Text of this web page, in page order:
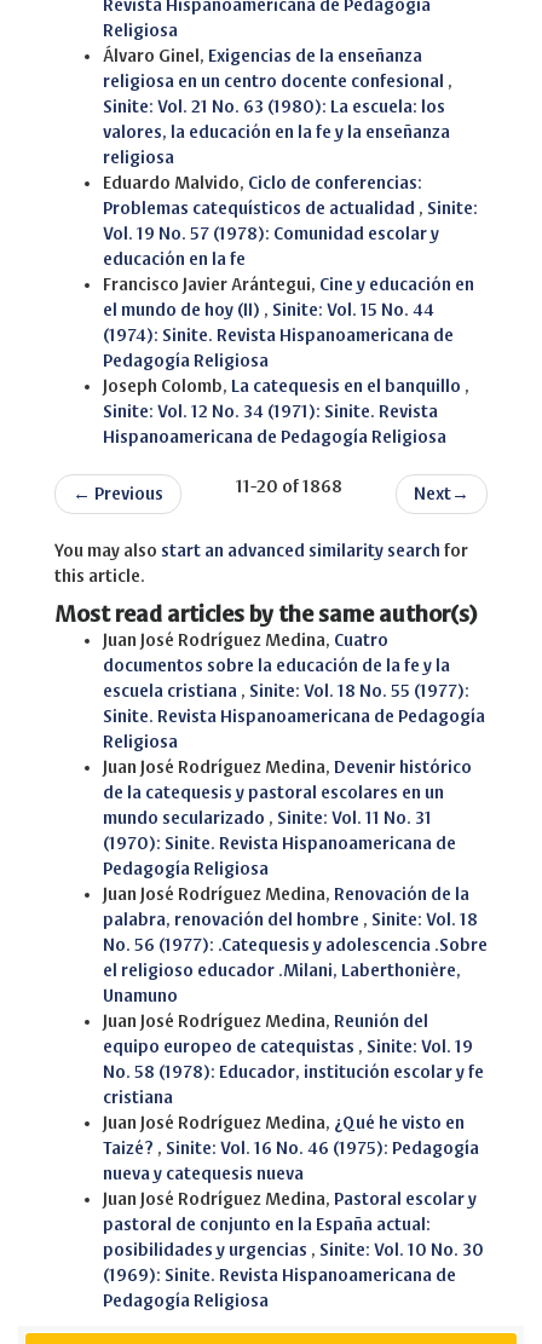
Revista Hispanoamericana de Pedagogía
Religiosa
Álvaro Ginel, Exigencias de la enseñanza
religiosa en un centro docente confesional ,
Sinite: Vol. 21 No. 63 (1980): La escuela: los
valores, la educación en la fe y la enseñanza
religiosa
Eduardo Malvido, Ciclo de conferencias:
Problemas catequísticos de actualidad , Sinite:
Vol. 19 No. 57 (1978): Comunidad escolar y
educación en la fe
Francisco Javier Arántegui, Cine y educación en
el mundo de hoy (II) , Sinite: Vol. 15 No. 44
(1974): Sinite. Revista Hispanoamericana de
Pedagogía Religiosa
Joseph Colomb,
La catequesis en el banquillo ,
Sinite: Vol. 12 No. 34 (1971): Sinite. Revista
Hispanoamericana de Pedagogía Religiosa
← Previous 11-20 of 1868 Next →
You may also start an advanced similarity search for
this article.
Most read articles by the same author(s)
Juan José Rodríguez Medina, Cuatro
documentos sobre la educación de la fe y la
escuela cristiana , Sinite: Vol. 18 No. 55 (1977):
Sinite. Revista Hispanoamericana de Pedagogía
Religiosa
Juan José Rodríguez Medina, Devenir histórico
de la catequesis y pastoral escolares en un
mundo secularizado , Sinite: Vol. 11 No. 31
(1970): Sinite. Revista Hispanoamericana de
Pedagogía Religiosa
Juan José Rodríguez Medina, Renovación de la
palabra, renovación del hombre , Sinite: Vol. 18
No. 56 (1977): .Catequesis y adolescencia .Sobre
el religioso educador .Milani, Laberthonière,
Unamuno
Juan José Rodríguez Medina, Reunión del
equipo europeo de catequistas , Sinite: Vol. 19
No. 58 (1978): Educador, institución escolar y fe
cristiana
Juan José Rodríguez Medina, ¿Qué he visto en
Taizé? , Sinite: Vol. 16 No. 46 (1975): Pedagogía
nueva y catequesis nueva
Juan José Rodríguez Medina, Pastoral escolar y
pastoral de conjunto en la España actual:
posibilidades y urgencias , Sinite: Vol. 10 No. 30
(1969): Sinite. Revista Hispanoamericana de
Pedagogía Religiosa